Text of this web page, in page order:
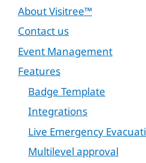
About Visitree™
Contact us
Event Management
Features
Badge Template
Integrations
Live Emergency
Multilevel approval